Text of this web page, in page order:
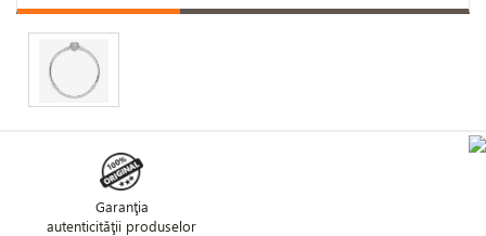
Garanţia
autenticităţii produselor